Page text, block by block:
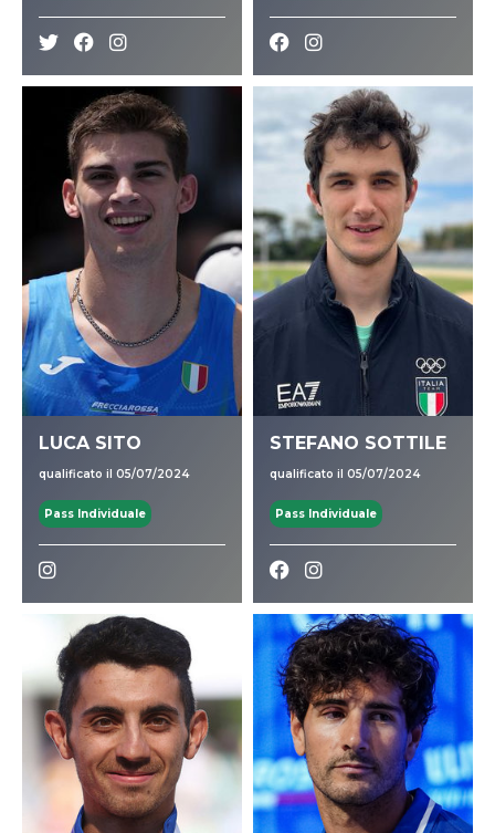
LUCA SITO
qualificato il 05/07/2024
Pass Individuale
STEFANO SOTTILE
qualificato il 05/07/2024
Pass Individuale